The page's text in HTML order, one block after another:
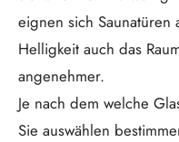
eignen sich
Helligkeit auch das
angenehmer.
Je nach dem welche
Sie auswählen